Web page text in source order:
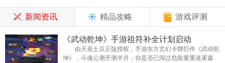
新闻资讯 精品攻略 游戏评测
《武动乾坤》手游祖符补全计划启动
由天蚕土豆正版授权，手游东方玄幻卡牌巨作《武动乾
坤》，斗魂公测开测半月，你是否已闯过危险重重迷雾森